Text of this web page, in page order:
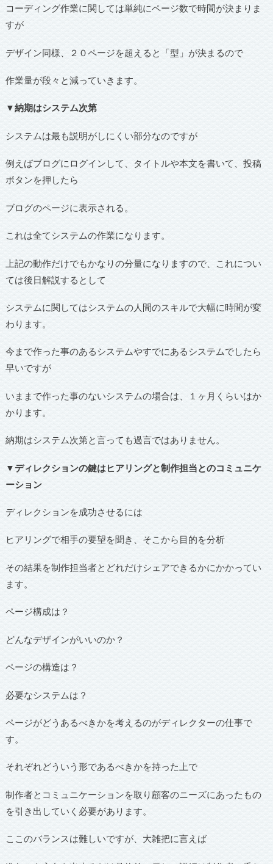
コーディング作業に関しては単純にページ数で時間が決まりま
すが
デザイン同様、２０ページを超えると「型」が決まるので
作業量が段々と減っていきます。
▼納期はシステム次第
システムは最も説明がしにくい部分なのですが
例えばブログにログインして、タイトルや本文を書いて、投稿
ボタンを押したら
ブログのページに表示される。
これは全てシステムの作業になります。
上記の動作だけでもかなりの分量になりますので、これについ
ては後日解説するとして
システムに関してはシステムの人間のスキルで大幅に時間が変
わります。
今まで作った事のあるシステムやすでにあるシステムでしたら
早いですが
いままで作った事のないシステムの場合は、１ヶ月くらいはか
かります。
納期はシステム次第と言っても過言ではありません。
▼ディレクションの鍵はヒアリングと制作担当とのコミュニケ
ーション
ディレクションを成功させるには
ヒアリングで相手の要望を聞き、そこから目的を分析
その結果を制作担当者とどれだけシェアできるかにかかってい
ます。
ページ構成は？
どんなデザインがいいのか？
ページの構造は？
必要なシステムは？
ページがどうあるべきかを考えるのがディレクターの仕事で
す。
それぞれどういう形であるべきかを持った上で
制作者とコミュニケーションを取り顧客のニーズにあったもの
を引き出していく必要があります。
ここのバランスは難しいですが、大雑把に言えば